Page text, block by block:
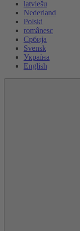
latviešu
Nederland
Polski
românesc
Србија
Svensk
Україна
English